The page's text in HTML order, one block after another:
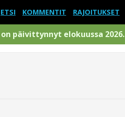
ETSI KOMMENTIT RAJOITUKSET
on päivittynnyt elokuussa 2026.